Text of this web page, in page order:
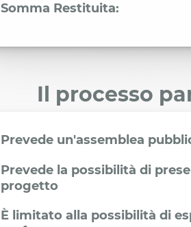
Somma Restituita:
Il processo
Prevede un'assemblea
Prevede la possibilità di
progetto
È limitato alla possibilità di